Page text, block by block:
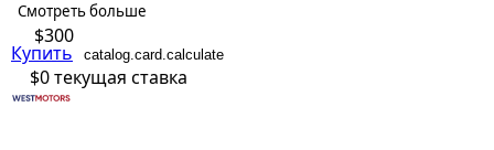
Смотреть больше
$300
Купить catalog.card.calculate
$0текущая ставка